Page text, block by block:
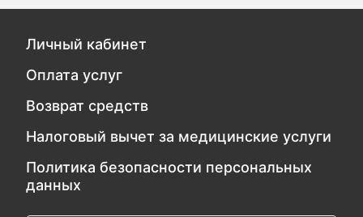
Личный кабинет
Оплата услуг
Возврат средств
Налоговый вычет за медицинские услуги
Политика безопасности персональных
данных